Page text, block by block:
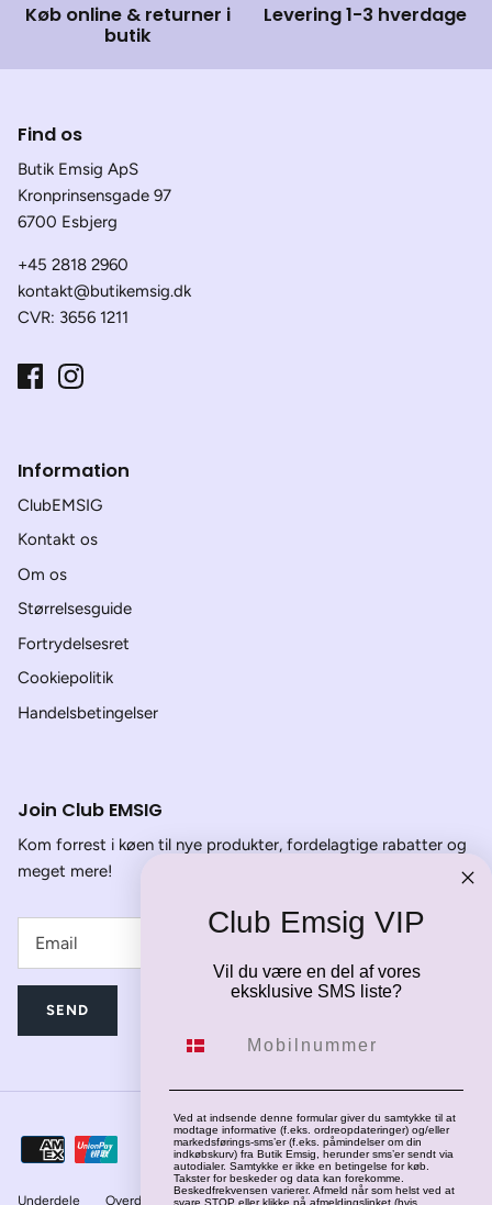
Køb online & returner i
butik
Levering 1-3 hverdage
Find os
Butik Emsig ApS
Kronprinsensgade 97
6700 Esbjerg
+45 2818 2960
kontakt@butikemsig.dk
CVR: 3656 1211
Information
ClubEMSIG
Kontakt os
Om os
Størrelsesguide
Fortrydelsesret
Cookiepolitik
Handelsbetingelser
Join Club EMSIG
Kom forrest i køen til nye produkter, fordelagtige rabatter og
meget mere!
SEND
Underdele Overdele Jakker Fodtøj
Club Emsig VIP
Vil du være en del af vores
eksklusive SMS liste?
Ved at indsende denne formular giver du samtykke til at
modtage informative (f.eks. ordreopdateringer) og/eller
markedsførings-sms’er (f.eks. påmindelser om din
indkøbskurv) fra Butik Emsig, herunder sms’er sendt via
autodialer. Samtykke er ikke en betingelse for køb.
Takster for beskeder og data kan forekomme.
Beskedfrekvensen varierer. Afmeld når som helst ved at
svare STOP eller klikke på afmeldingslinket (hvis